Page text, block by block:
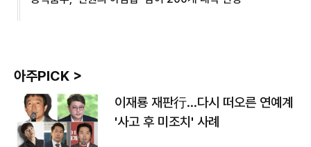
아주PICK >
이재룡 재판行…다시 떠오른 연예계
'사고 후 미조치' 사례